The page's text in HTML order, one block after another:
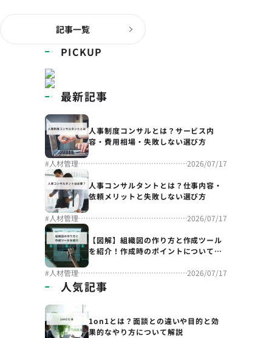
記事一覧
PICKUP
最新記事
人事制度コンサルとは？サービス内
容・費用相場・失敗しない選び方
#人材管理 2026/07/17
人事コンサルタントとは？仕事内容・
依頼メリットと失敗しない選び方
#人材管理 2026/07/17
【図解】組織図の作り方と作成ツール
を紹介！作成時のポイントについても
#人材管理 2026/07/17
人気記事
1on1とは？面談との違いや目的と効
果的なやり方について解説